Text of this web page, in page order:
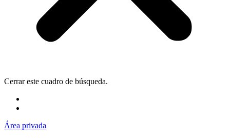
Cerrar este cuadro de búsqueda.
Área privada